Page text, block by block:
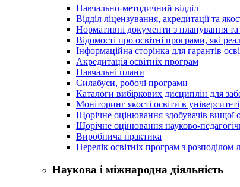
Навчально-методичний відділ
Відділ ліцензування, акредитації та
Нормативні документи з планування та
Відомості про освітні програми, які
Інформаційна сторінка для гарантів
Акредитація освітніх програм
Навчальні плани
Силабуси, робочі програми
Каталоги вибіркових дисциплін для
Моніторинг якості освіти в університеті
Щорічне оцінювання здобувачів вищої
Щорічне оцінювання науково-
Виробнича практика
Перелік освітніх програм з розподілoм
Наукова і міжнародна діяльність